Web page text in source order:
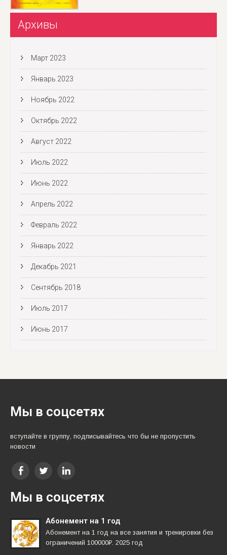
Архивы
Март 2023
Январь 2023
Ноябрь 2022
Октябрь 2022
Август 2022
Июль 2022
Июнь 2022
Апрель 2022
Февраль 2022
Январь 2022
Декабрь 2021
Сентябрь 2018
Июль 2017
Июнь 2017
Мы в соцсетях
вступайте в группу, подписывайтесь что бы не пропустить
новости
Мы в соцсетях
Абонемент на 1 год
Абонемент на 1 год на все занятия и тренировки без
ограничений 100000₽. 2025 год